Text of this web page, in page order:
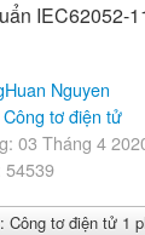
IEC62052-
Nguyen
Công tơ điện tử
03 Tháng 4
54539
Công tơ điện tử 1